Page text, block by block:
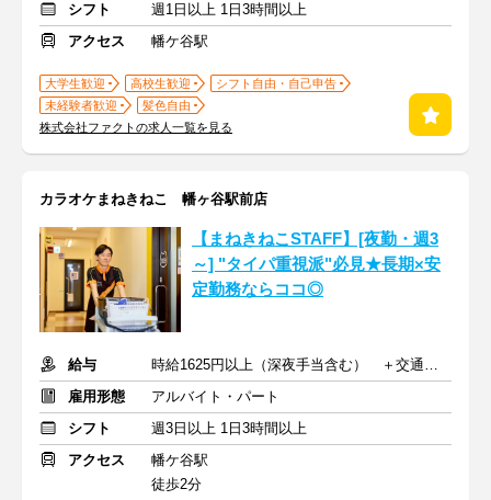
シフト
週1日以上 1日3時間以上
アクセス
幡ケ谷駅
大学生歓迎 高校生歓迎
シフト自由・自己申告
未経験者歓迎
髪色自由
株式会社ファクトの求人一覧を見る
カラオケまねきねこ 幡ヶ谷駅前店
【まねきねこSTAFF】[夜勤・週3
～] "タイパ重視派"必見★長期×安
定勤務ならココ◎
給与
時給1625円以上（深夜手当含む） ＋交通費支給
雇用形態
アルバイト・パート
シフト
週3日以上 1日3時間以上
アクセス
幡ケ谷駅
徒歩2分